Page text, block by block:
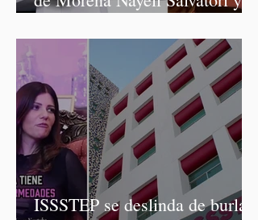
ISSSTEP se deslinda de burlas